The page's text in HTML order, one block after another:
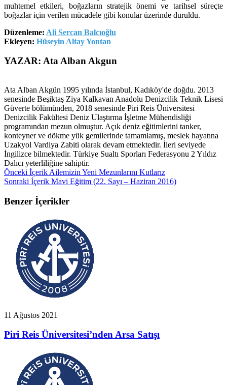
muhtemel etkileri, boğazların stratejik önemi ve tarihsel süreçte
boğazlar için verilen mücadele gibi konular üzerinde duruldu.
Düzenleme: Ali Sercan Balcıoğlu
Ekleyen: Hüseyin Altay Yontan
YAZAR: Ata Alban Akgun
Ata Alban Akgün 1995 yılında İstanbul, Kadıköy'de doğdu. 2013
senesinde Beşiktaş Ziya Kalkavan Anadolu Denizcilik Teknik Lisesi
Güverte bölümünden, 2018 senesinde Piri Reis Üniversitesi
Denizcilik Fakültesi Deniz Ulaştırma İşletme Mühendisliği
programından mezun olmuştur. Açık deniz eğitimlerini tanker,
konteyner ve dökme yük gemilerinde tamamlamış, meslek hayatına
Uzakyol Vardiya Zabiti olarak devam etmektedir. İleri seviyede
İngilizce bilmektedir. Türkiye Sualtı Sporları Federasyonu 2 Yıldız
Dalıcı yeterliliğine sahiptir.
Önceki İçerik Ailemizin Yeni Mezunlarını Kutlarız
Sonraki İçerik Mavi Eğitim (22. Sayı – Haziran 2016)
Benzer İçerikler
11 Ağustos 2021
Piri Reis Üniversitesi’nden Arsa Satışı